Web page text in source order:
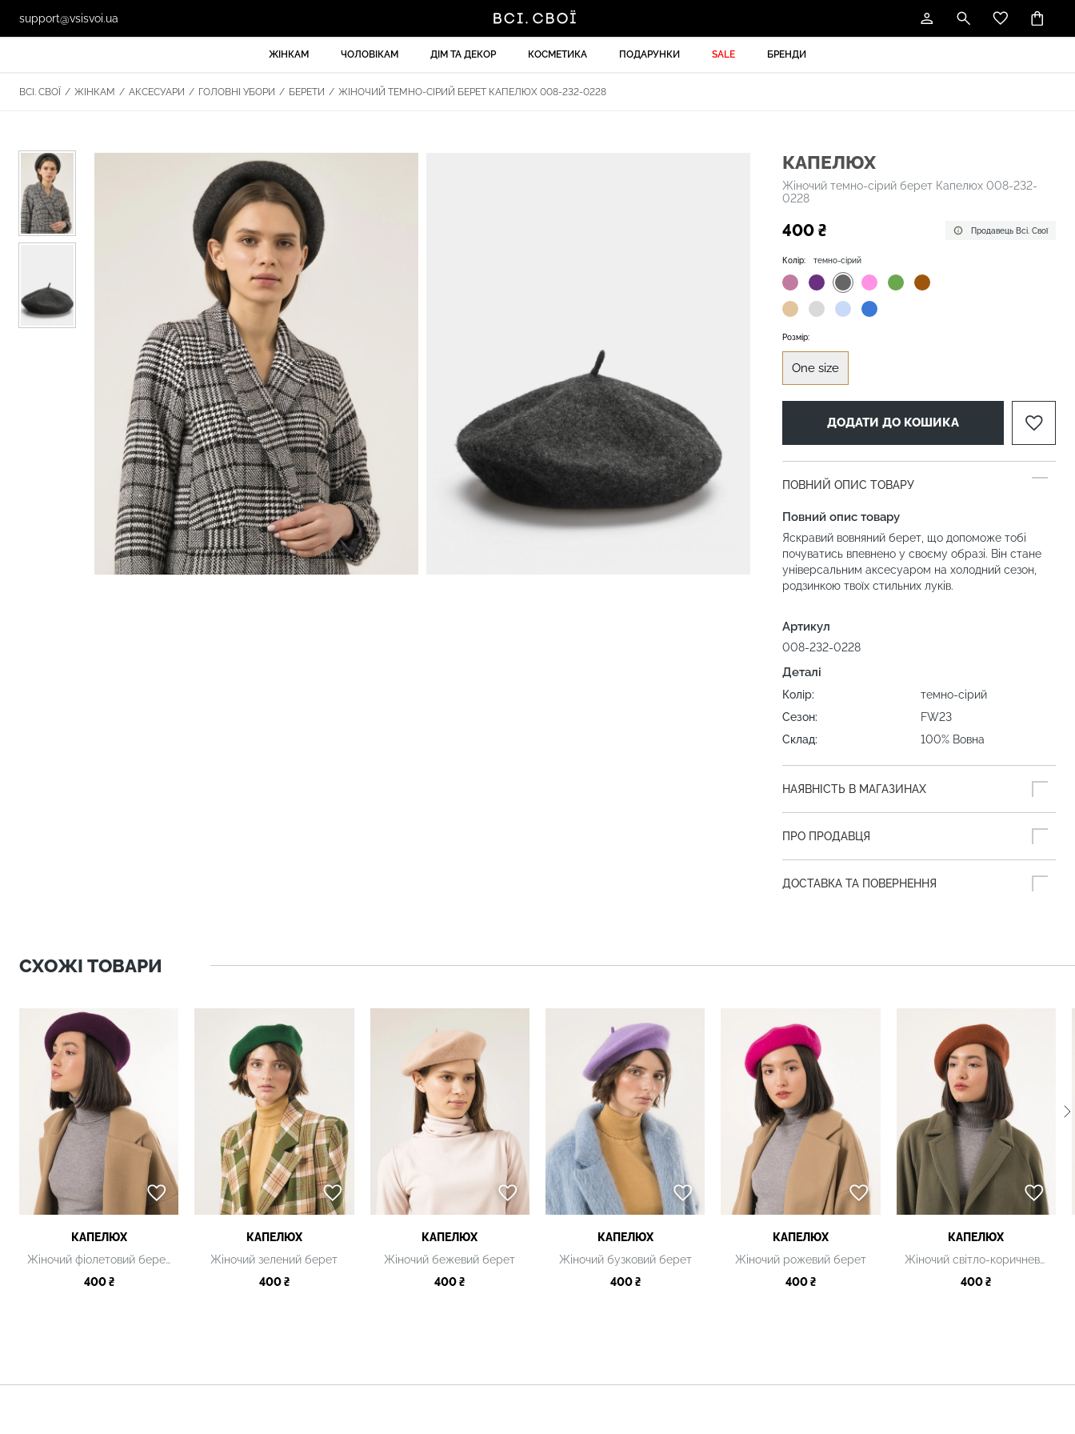
support@vsisvoi.ua
ЖІНКАМ ЧОЛОВІКАМ ДІМ ТА ДЕКОР КОСМЕТИКА ПОДАРУНКИ SALE БРЕНДИ
ВСІ. СВОЇ / ЖІНКАМ / АКСЕСУАРИ / ГОЛОВНІ УБОРИ / БЕРЕТИ / ЖІНОЧИЙ ТЕМНО-СІРИЙ БЕРЕТ КАПЕЛЮХ 008-232-0228
КАПЕЛЮХ
Жіночий темно-сірий берет Капелюх 008-232-
0228
400 ₴ Продавець Всі. Свої
Колір: темно-сірий
Розмір:
One size
ДОДАТИ ДО КОШИКА
ПОВНИЙ ОПИС ТОВАРУ
Повний опис товару
Яскравий вовняний берет, що допоможе тобі
почуватись впевнено у своєму образі. Він стане
універсальним аксесуаром на холодний сезон,
родзинкою твоїх стильних луків.
Артикул
008-232-0228
Деталі
Колір:
темно-сірий
Сезон:
FW23
Склад:
100% Вовна
НАЯВНІСТЬ В МАГАЗИНАХ
ПРО ПРОДАВЦЯ
ДОСТАВКА ТА ПОВЕРНЕННЯ
СХОЖІ ТОВАРИ
КАПЕЛЮХ
Жіночий фіолетовий берет
400 ₴
КАПЕЛЮХ
Жіночий зелений берет
400 ₴
КАПЕЛЮХ
Жіночий бежевий берет
400 ₴
КАПЕЛЮХ
Жіночий бузковий берет
400 ₴
КАПЕЛЮХ
Жіночий рожевий берет
400 ₴
КАПЕЛЮХ
Жіночий світло-коричневий берет
400 ₴